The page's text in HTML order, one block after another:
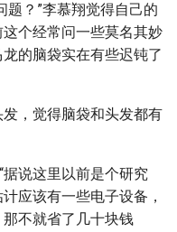
题？”李慕翔觉得自己的
个经常问一些莫名其妙
的脑袋实在有些迟钝了
，觉得脑袋和头发都有
据说这里以前是个研究
应该有一些电子设备，
不就省了几十块钱